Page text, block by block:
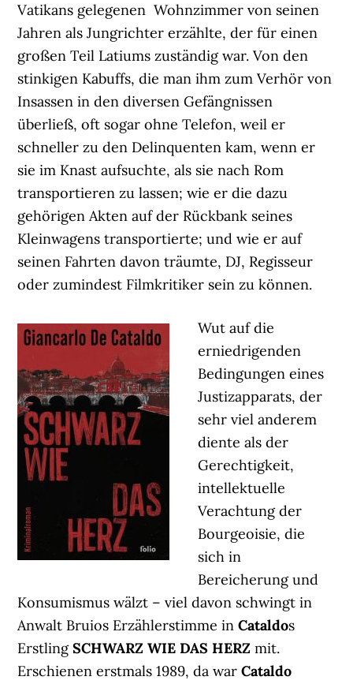
Vatikans gelegenen Wohnzimmer von seinen
Jahren als Jungrichter erzählte, der für einen
großen Teil Latiums zuständig war. Von den
stinkigen Kabuffs, die man ihm zum Verhör von
Insassen in den diversen Gefängnissen
überließ, oft sogar ohne Telefon, weil er
schneller zu den Delinquenten kam, wenn er
sie im Knast aufsuchte, als sie nach Rom
transportieren zu lassen; wie er die dazu
gehörigen Akten auf der Rückbank seines
Kleinwagens transportierte; und wie er auf
seinen Fahrten davon träumte, DJ, Regisseur
oder zumindest Filmkritiker sein zu können.
Wut auf die
erniedrigenden
Bedingungen eines
Justizapparats, der
sehr viel anderem
diente als der
Gerechtigkeit,
intellektuelle
Verachtung der
Bourgeoisie, die
sich in
Bereicherung und
Konsumismus wälzt – viel davon schwingt in
Anwalt Bruios Erzählerstimme inCataldos
ErstlingSCHWARZ WIE DAS HERZ mit.
Erschienen erstmals 1989, da warCataldo